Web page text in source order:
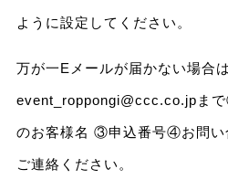
ように設定してください。
万が一Eメールが届かない場合は
event_roppongi@ccc.co.jpま
のお客様名 ③申込番号④お問い
ご連絡ください。